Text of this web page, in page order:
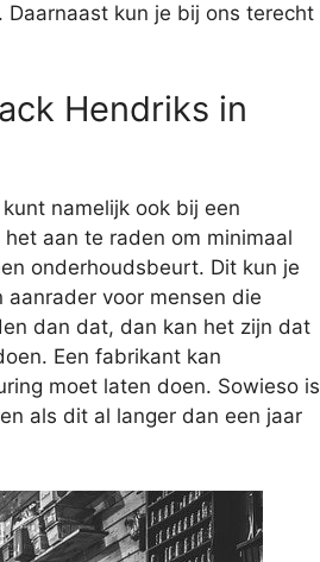
kun je bij ons terecht
Hendriks in
namelijk ook bij een
aan te raden om minimaal
onderhoudsbeurt. Dit kun je
voor mensen die
dan dat, dan kan het zijn dat
Een fabrikant kan
moet laten doen. Sowieso is
als dit al langer dan een jaar